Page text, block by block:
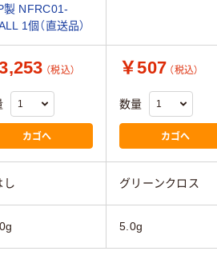
製 NFRC01-
1個（直送品）
（税込）
カゴへ
￥507 （税込）
数量
カゴへ
し グリーンクロス
5.0g